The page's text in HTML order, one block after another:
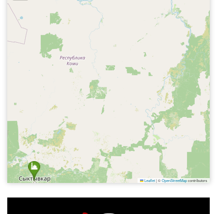
Leaflet|©OpenStreetMapcontributors